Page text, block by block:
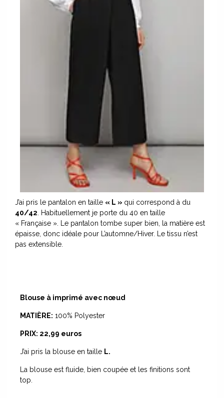
J’ai pris le pantalon en taille « L » qui correspond à du
40/42. Habituellement je porte du 40 en taille
« Française ». Le pantalon tombe super bien, la matière est
épaisse, donc idéale pour L’automne/Hiver. Le tissu n’est
pas extensible.
Blouse à imprimé avec nœud
MATIÈRE: 100% Polyester
PRIX: 22,99 euros
J’ai pris la blouse en taille L.
La blouse est fluide, bien coupée et les finitions sont
top.